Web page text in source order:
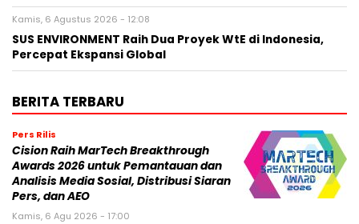
Kamis, 6 Agustus 2026 - 12:08
SUS ENVIRONMENT Raih Dua Proyek WtE di Indonesia,
Percepat Ekspansi Global
BERITA TERBARU
Pers Rilis
Cision Raih MarTech Breakthrough
Awards 2026 untuk Pemantauan dan
Analisis Media Sosial, Distribusi Siaran
Pers, dan AEO
Kamis, 6 Agu 2026 - 17:00